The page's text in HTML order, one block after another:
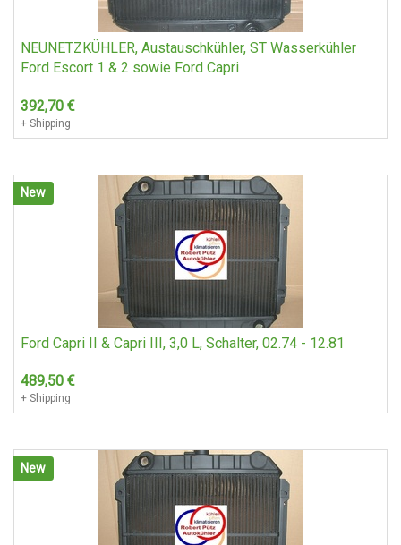
NEUNETZKÜHLER, Austauschkühler, ST Wasserkühler
Ford Escort 1 & 2 sowie Ford Capri
392,70 €
+ Shipping
New
Ford Capri II & Capri III, 3,0 L, Schalter, 02.74 - 12.81
489,50 €
+ Shipping
New